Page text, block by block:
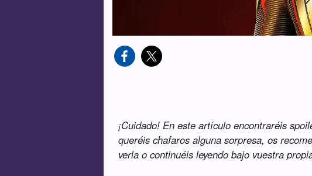
¡Cuidado! En este artículo encontraréis
queréis chafaros alguna sorpresa, os
verla o continuéis leyendo bajo vuestra